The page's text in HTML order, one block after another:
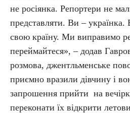
не росіянка. Репортери не
представляти. Ви – українка.
свою країну. Ми виправимо
переймайтеся», – додав
розмова, джентльменське
приємно вразили дівчину і
запрошення прийти на
переконати їх відкрити